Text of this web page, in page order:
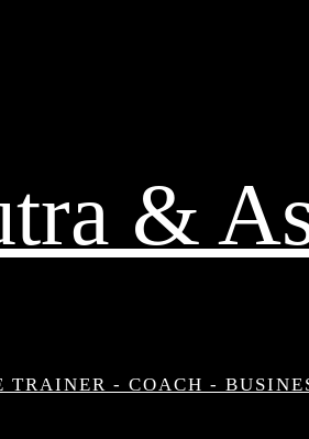
&
TRAINER - COACH -